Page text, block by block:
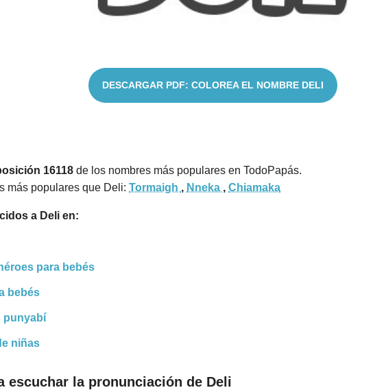
DESCARGAR PDF: COLOREA EL NOMBRE DELI
16118 de los nombres más populares en TodoPapás.
más populares que Deli: Tormaigh , Nneka , Chiamaka
a Deli en:
para bebés
bebés
punyabí
niñas
escuchar la pronunciación de Deli